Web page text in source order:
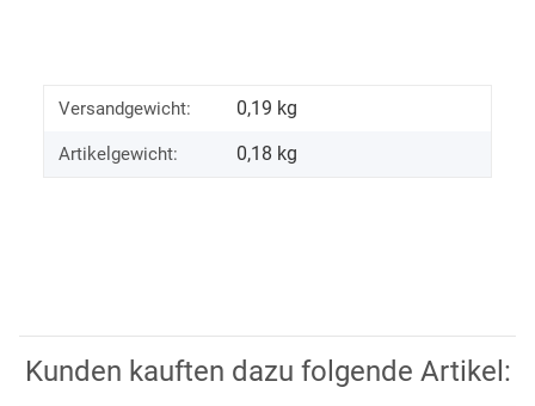
Versandgewicht: 0,19 kg
Artikelgewicht: 0,18 kg
Kunden kauften dazu folgende Artikel: